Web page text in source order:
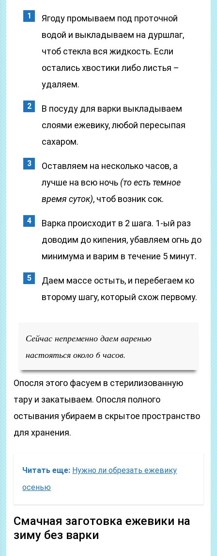
Ягоду промываем под проточной
водой и выкладываем на дуршлаг,
чтоб стекла вся жидкость. Если
остались хвостики либо листья –
удаляем.
В посуду для варки выкладываем
слоями ежевику, любой пересыпая
сахаром.
Оставляем на несколько часов, а
лучше на всю ночь (то есть темное
время суток), чтоб возник сок.
Варка происходит в 2 шага. 1-ый раз
доводим до кипения, убавляем огнь до
минимума и варим в течение 5 минут.
Даем массе остыть, и перебегаем ко
второму шагу, который схож первому.
Сейчас непременно даем варенью
настояться около 6 часов.
Опосля этого фасуем в стерилизованную
тару и закатываем. Опосля полного
остывания убираем в скрытое пространство
для хранения.
Читать еще: Нужно ли обрезать ежевику
осенью
Смачная заготовка ежевики на
зиму без варки